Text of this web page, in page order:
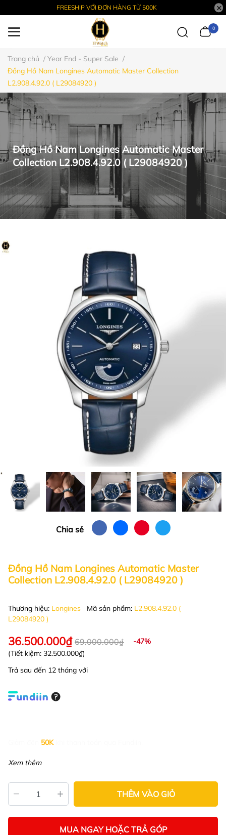
FREESHIP VỚI ĐƠN HÀNG TỪ 500K
0
Trang chủ / Year End - Super Sale /
Đồng Hồ Nam Longines Automatic Master Collection
L2.908.4.92.0 ( L29084920 )
Đồng Hồ Nam Longines Automatic Master
Collection L2.908.4.92.0 ( L29084920 )
Chia sẻ
Đồng Hồ Nam Longines Automatic Master
Collection L2.908.4.92.0 ( L29084920 )
Thương hiệu: Longines Mã sản phẩm: L2.908.4.92.0 (
L29084920 )
36.500.000₫ 69.000.000₫
-47%
(Tiết kiệm: 32.500.000₫)
Trả sau đến 12 tháng với
50K
Xem thêm
THÊM VÀO GIỎ
MUA NGAY HOẶC TRẢ GÓP